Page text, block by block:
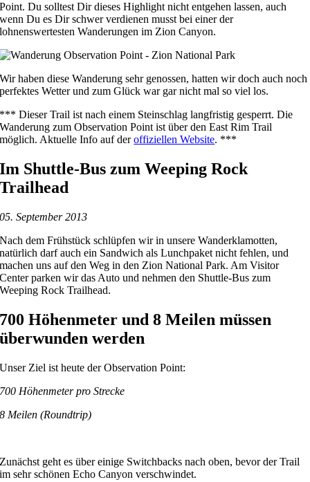
Point. Du solltest Dir dieses Highlight nicht entgehen lassen, auch
wenn Du es Dir schwer verdienen musst bei einer der
lohnenswertesten Wanderungen im Zion Canyon.
Wir haben diese Wanderung sehr genossen, hatten wir doch auch noch
perfektes Wetter und zum Glück war gar nicht mal so viel los.
*** Dieser Trail ist nach einem Steinschlag langfristig gesperrt. Die
Wanderung zum Observation Point ist über den East Rim Trail
möglich. Aktuelle Info auf deroffiziellen Website. ***
Im Shuttle-Bus zum Weeping Rock
Trailhead
05. September 2013
Nach dem Frühstück schlüpfen wir in unsere Wanderklamotten,
natürlich darf auch ein Sandwich als Lunchpaket nicht fehlen, und
machen uns auf den Weg in den Zion National Park. Am Visitor
Center parken wir das Auto und nehmen den Shuttle-Bus zum
Weeping Rock Trailhead.
700 Höhenmeter und 8 Meilen müssen
überwunden werden
Unser Ziel ist heute der Observation Point:
700 Höhenmeter pro Strecke
8 Meilen (Roundtrip)
Zunächst geht es über einige Switchbacks nach oben, bevor der Trail
im sehr schönen Echo Canyon verschwindet.